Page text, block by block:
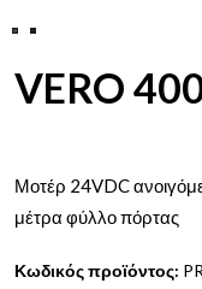
VERO
Μοτέρ 24VDC
μέτρα φύλλο πόρτας
Κωδικός προϊόντος: